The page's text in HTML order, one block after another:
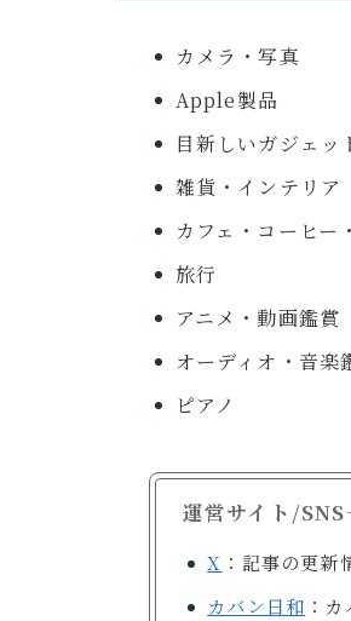
カメラ・写真
Apple製品
目新しいガジェッ
雑貨・インテリア
カフェ・コーヒー
旅行
アニメ・動画鑑賞
オーディオ・音楽
ピアノ
運営サイト/SNS
X ：記事の更新
カバン日和 ：